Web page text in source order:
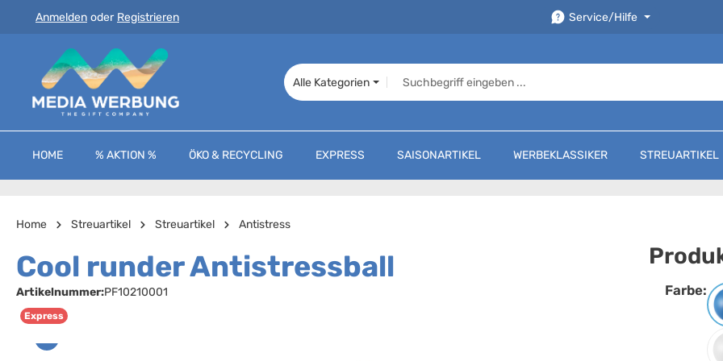
Hauptinhalt springen
Zur Suche springen
Zur Hauptnavigation springen
Anmelden oder Registrieren Service/Hilfe
Alle Kategorien
HOME % AKTION % ÖKO & RECYCLING EXPRESS SAISONARTIKEL WERBEKLASSIKER STREUARTIKEL
Home Streuartikel Streuartikel Antistress
Cool runder Antistressball
Artikelnummer:PF10210001
Express
Bildergalerie überspringen
Farbe: